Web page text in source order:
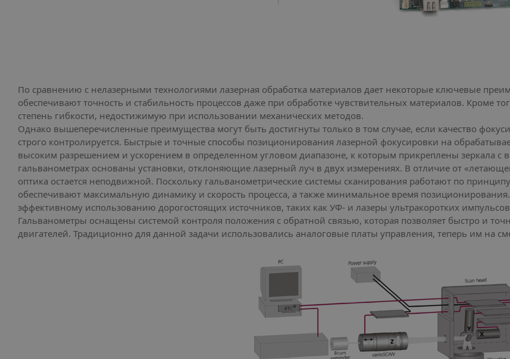
По сравнению с нелазерными технологиями лазерная обработка материалов дает некоторые ключевые
обеспечивают точность и стабильность процессов даже при обработке чувствительных материалов. Кроме
степень гибкости, недостижимую при использовании механических методов.
Однако вышеперечисленные преимущества могут быть достигнуты только в том случае, если качество
строго контролируется. Быстрые и точные способы позиционирования лазерной фокусировки на
высоким разрешением и ускорением в определенном угловом диапазоне, к которым прикреплены зеркала
гальванометрах основаны установки, отклоняющие лазерный луч в двух измерениях. В отличие от
оптика остается неподвижной. Поскольку гальванометрические системы сканирования работают по
обеспечивают максимальную динамику и скорость процесса, а также минимальное время
эффективному использованию дорогостоящих источников, таких как УФ- и лазеры ультракоротких
Гальванометры оснащены системой контроля положения с обратной связью, которая позволяет быстро и
двигателей. Традиционно для данной задачи использовались аналоговые платы управления, теперь им на